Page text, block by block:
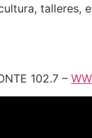
talleres,
102.7 –